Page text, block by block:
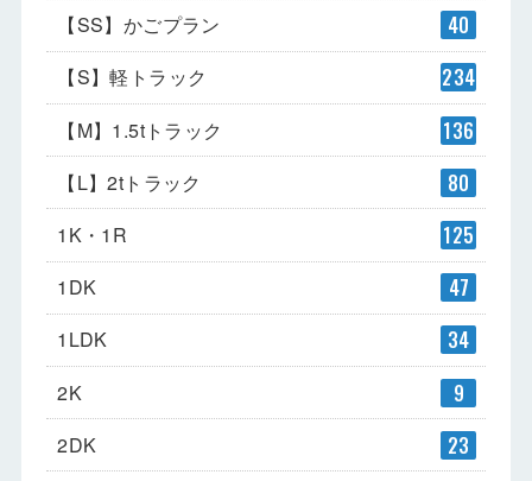
【SS】かごプラン 40
【S】軽トラック 234
【M】1.5tトラック 136
【L】2tトラック 80
1K・1R 125
1DK 47
1LDK 34
2K 9
2DK 23